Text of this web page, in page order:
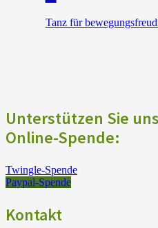
Tanz für
Unterstützen Sie
Online-Spende:
Twingle-Spende
Paypal-Spende
Kontakt